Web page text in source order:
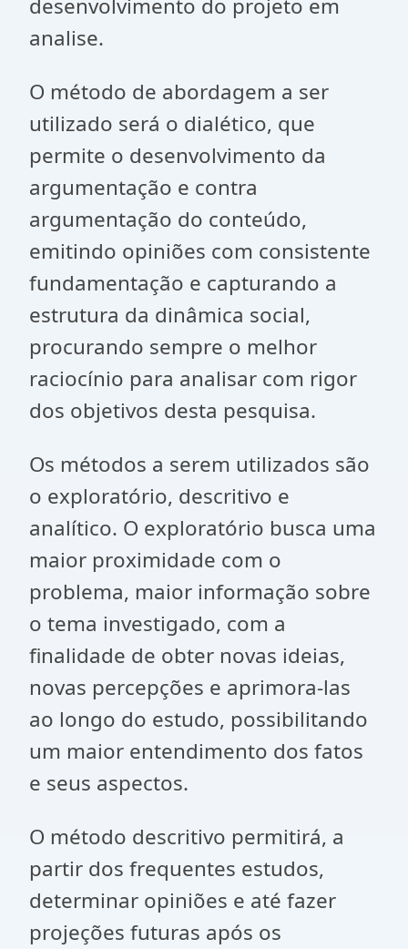
desenvolvimento do projeto em
analise.
O método de abordagem a ser
utilizado será o dialético, que
permite o desenvolvimento da
argumentação e contra
argumentação do conteúdo,
emitindo opiniões com consistente
fundamentação e capturando a
estrutura da dinâmica social,
procurando sempre o melhor
raciocínio para analisar com rigor
dos objetivos desta pesquisa.
Os métodos a serem utilizados são
o exploratório, descritivo e
analítico. O exploratório busca uma
maior proximidade com o
problema, maior informação sobre
o tema investigado, com a
finalidade de obter novas ideias,
novas percepções e aprimora-las
ao longo do estudo, possibilitando
um maior entendimento dos fatos
e seus aspectos.
O método descritivo permitirá, a
partir dos frequentes estudos,
determinar opiniões e até fazer
projeções futuras após os